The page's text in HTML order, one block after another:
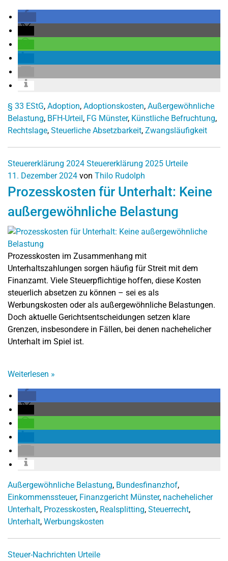
§ 33 EStG, Adoption, Adoptionskosten, Außergewöhnliche
Belastung, BFH-Urteil, FG Münster, Künstliche Befruchtung,
Rechtslage, Steuerliche Absetzbarkeit, Zwangsläufigkeit
Steuererklärung 2024 Steuererklärung 2025 Urteile
11. Dezember 2024 von Thilo Rudolph
Prozesskosten für Unterhalt: Keine
außergewöhnliche Belastung
Prozesskosten im Zusammenhang mit
Unterhaltszahlungen sorgen häufig für Streit mit dem
Finanzamt. Viele Steuerpflichtige hoffen, diese Kosten
steuerlich absetzen zu können – sei es als
Werbungskosten oder als außergewöhnliche Belastungen.
Doch aktuelle Gerichtsentscheidungen setzen klare
Grenzen, insbesondere in Fällen, bei denen nachehelicher
Unterhalt im Spiel ist.
Weiterlesen »
Außergewöhnliche Belastung, Bundesfinanzhof,
Einkommenssteuer, Finanzgericht Münster, nachehelicher
Unterhalt, Prozesskosten, Realsplitting, Steuerrecht,
Unterhalt, Werbungskosten
Steuer-Nachrichten Urteile